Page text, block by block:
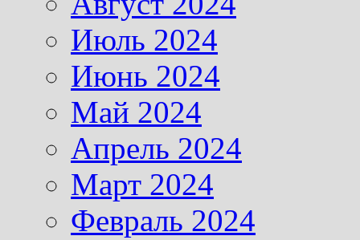
Июль 2024
Июнь 2024
Май 2024
Апрель 2024
Март 2024
Февраль 2024